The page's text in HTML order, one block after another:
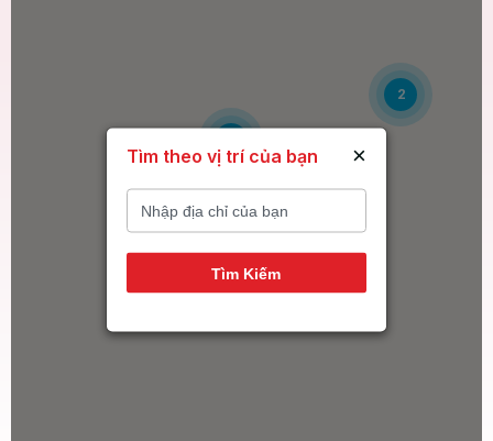
14
2
Tìm theo vị trí của bạn ×
Tìm Kiếm